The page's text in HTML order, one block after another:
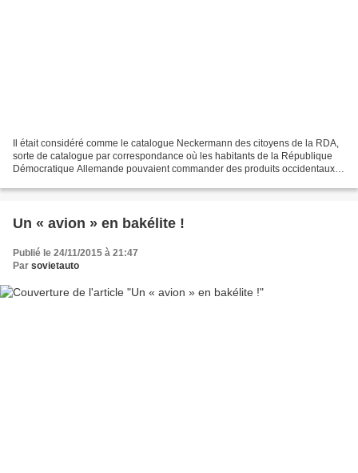
Il était considéré comme le catalogue Neckermann des citoyens de la RDA,
sorte de catalogue par correspondance où les habitants de la République
Démocratique Allemande pouvaient commander des produits occidentaux
Un « avion » en bakélite !
Publié le 24/11/2015 à 21:47
Par sovietauto